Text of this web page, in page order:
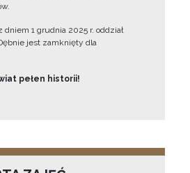
dniem 1 grudnia 2025 r. oddział
jest zamknięty dla
pełen historii!